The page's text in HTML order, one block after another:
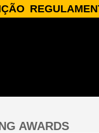
AWARDS